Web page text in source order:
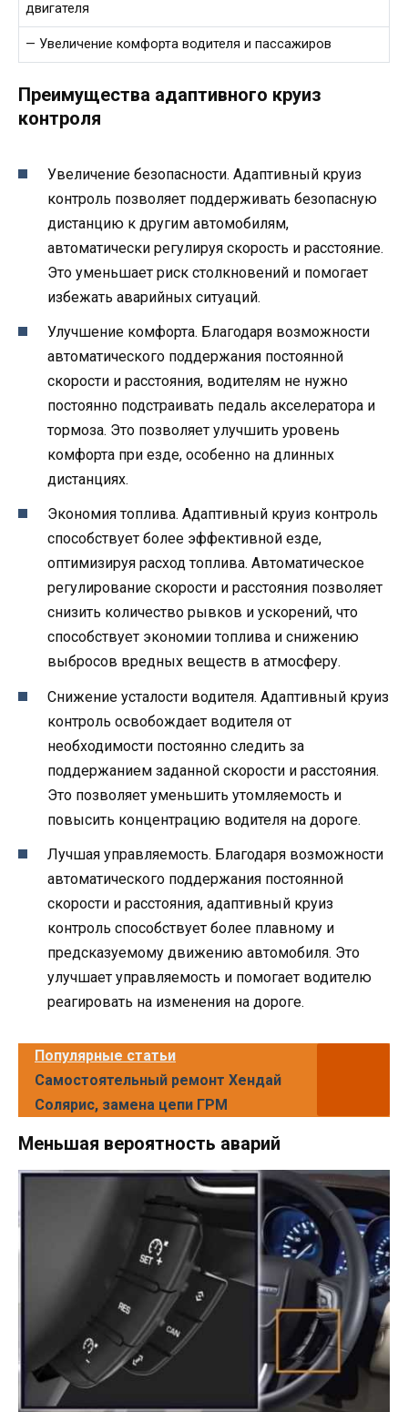
двигателя
— Увеличение комфорта водителя и пассажиров
Преимущества адаптивного круиз
контроля
Увеличение безопасности. Адаптивный круиз
контроль позволяет поддерживать безопасную
дистанцию к другим автомобилям,
автоматически регулируя скорость и расстояние.
Это уменьшает риск столкновений и помогает
избежать аварийных ситуаций.
Улучшение комфорта. Благодаря возможности
автоматического поддержания постоянной
скорости и расстояния, водителям не нужно
постоянно подстраивать педаль акселератора и
тормоза. Это позволяет улучшить уровень
комфорта при езде, особенно на длинных
дистанциях.
Экономия топлива. Адаптивный круиз контроль
способствует более эффективной езде,
оптимизируя расход топлива. Автоматическое
регулирование скорости и расстояния позволяет
снизить количество рывков и ускорений, что
способствует экономии топлива и снижению
выбросов вредных веществ в атмосферу.
Снижение усталости водителя. Адаптивный круиз
контроль освобождает водителя от
необходимости постоянно следить за
поддержанием заданной скорости и расстояния.
Это позволяет уменьшить утомляемость и
повысить концентрацию водителя на дороге.
Лучшая управляемость. Благодаря возможности
автоматического поддержания постоянной
скорости и расстояния, адаптивный круиз
контроль способствует более плавному и
предсказуемому движению автомобиля. Это
улучшает управляемость и помогает водителю
реагировать на изменения на дороге.
Популярные статьи
Самостоятельный ремонт Хендай
Солярис, замена цепи ГРМ
Меньшая вероятность аварий